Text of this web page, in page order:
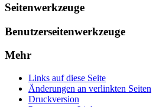
Seitenwerkzeuge
Benutzerseitenwerkzeuge
Mehr
Links auf diese Seite
Änderungen an verlinkten Seiten
Druckversion